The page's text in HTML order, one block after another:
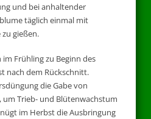
und bei anhaltender
täglich einmal mit
gießen.
Frühling zu Beginn des
nach dem Rückschnitt.
die Gabe von
Trieb- und Blütenwachstum
im Herbst die Ausbringung